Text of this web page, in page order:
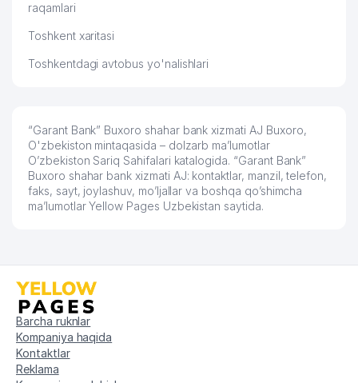
raqamlari
Toshkent xaritasi
Toshkentdagi avtobus yo'nalishlari
“Garant Bank” Buxoro shahar bank xizmati AJ Buxoro,
O'zbekiston mintaqasida – dolzarb ma’lumotlar
O’zbekiston Sariq Sahifalari katalogida. “Garant Bank”
Buxoro shahar bank xizmati AJ: kontaktlar, manzil, telefon,
faks, sayt, joylashuv, mo’ljallar va boshqa qo’shimcha
ma’lumotlar Yellow Pages Uzbekistan saytida.
Barcha ruknlar
Kompaniya haqida
Kontaktlar
Reklama